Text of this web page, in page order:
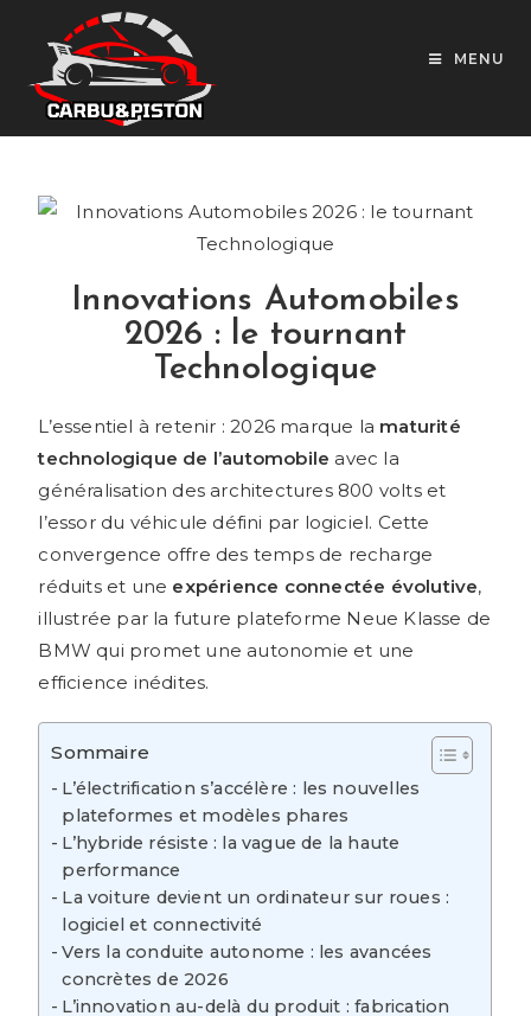
MENU
Innovations Automobiles
2026 : le tournant
Technologique
L’essentiel à retenir : 2026 marque la maturité
technologique de l’automobile avec la
généralisation des architectures 800 volts et
l’essor du véhicule défini par logiciel. Cette
convergence offre des temps de recharge
réduits et une expérience connectée évolutive,
illustrée par la future plateforme Neue Klasse de
BMW qui promet une autonomie et une
efficience inédites.
Sommaire
L’électrification s’accélère : les nouvelles
plateformes et modèles phares
L’hybride résiste : la vague de la haute
performance
La voiture devient un ordinateur sur roues :
logiciel et connectivité
Vers la conduite autonome : les avancées
concrètes de 2026
L’innovation au-delà du produit : fabrication